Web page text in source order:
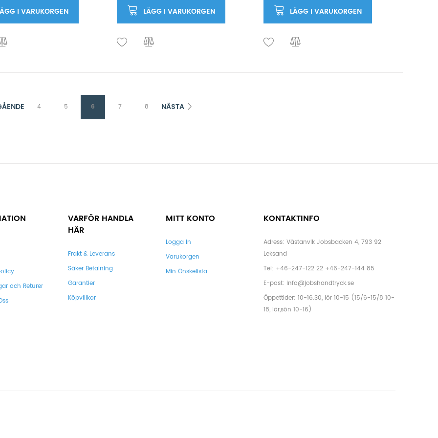
I VARUKORGEN LÄGG I VARUKORGEN LÄGG I VARUKORGEN
4 5 6 7 8 NÄSTA
och Returer
VARFÖR HANDLA
HÄR
Frakt & Leverans
Säker Betalning
Garantier
Köpvillkor
MITT KONTO
Logga In
Varukorgen
Min Önskelista
KONTAKTINFO
Adress: Västanvik Jobsbacken 4, 793 92
Leksand
Tel: +46-247-122 22 +46-247-144 85
E-post: info@jobshandtryck.se
Öppettider: 10-16.30, lör 10-15 (15/6-15/8 10-
18, lör,sön 10-16)